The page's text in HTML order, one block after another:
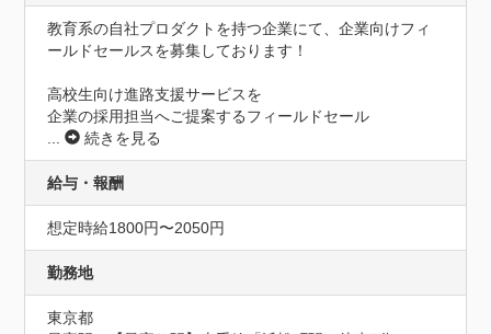
教育系の自社プロダクトを持つ企業にて、企業向けフィ
ールドセールスを募集しております！
高校生向け進路支援サービスを
企業の採用担当へご提案するフィールドセール
...
続きを見る
給与・報酬
想定時給1800円〜2050円
勤務地
東京都